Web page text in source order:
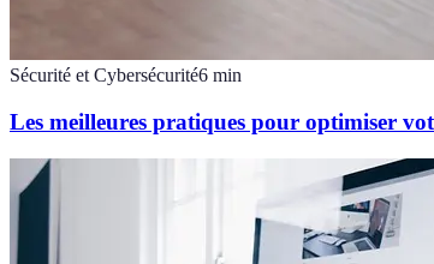
Sécurité et Cybersécurité6 min
Les meilleures pratiques pour optimiser